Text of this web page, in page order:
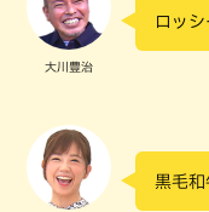
大川豊治
ロッシ
黒毛和